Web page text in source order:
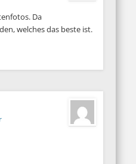
Da
welches das beste ist.